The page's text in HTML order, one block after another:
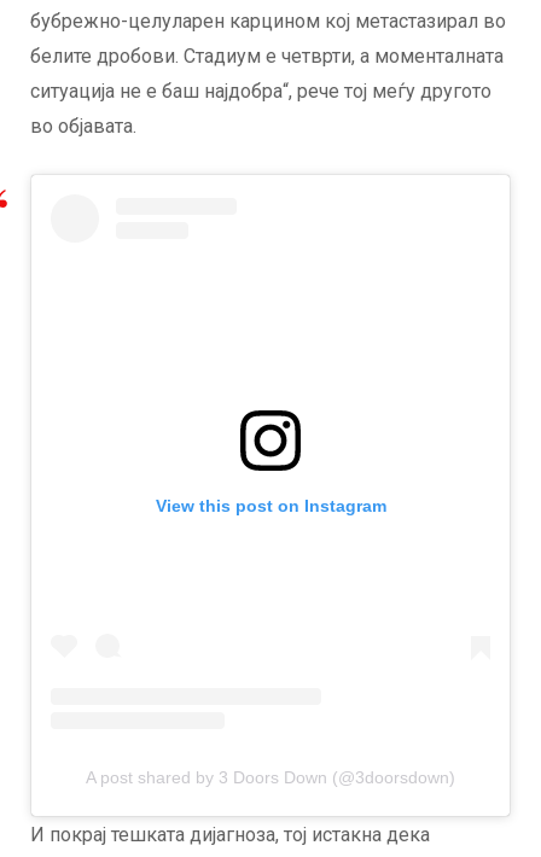
бубрежно-целуларен карцином кој метастазирал во
белите дробови. Стадиум е четврти, а моменталната
ситуација не е баш најдобра“, рече тој меѓу другото
во објавата.
View this post on Instagram
A post shared by 3 Doors Down (@3doorsdown)
И покрај тешката дијагноза, тој истакна дека